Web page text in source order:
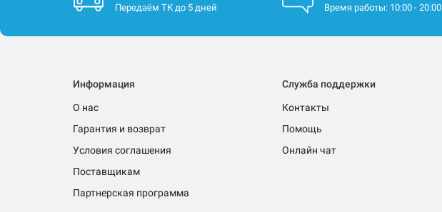
Передаём ТК до 5 дней Время работы: 10:00 - 20:00
Информация
О нас
Гарантия и возврат
Условия соглашения
Поставщикам
Партнерская программа
Служба поддержки
Контакты
Помощь
Онлайн чат